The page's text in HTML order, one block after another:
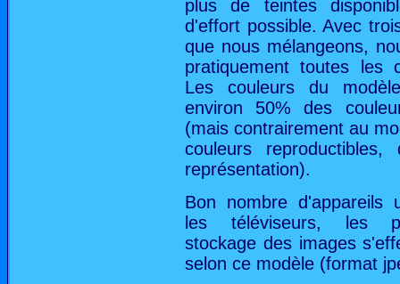
plus de teintes
d'effort possible. Avec
que nous mélangeons,
pratiquement toutes les
Les couleurs du
environ 50% des
(mais contrairement au
couleurs
représentation).
Bon nombre d'appareils
les téléviseurs, les
stockage des images
selon ce modèle (format